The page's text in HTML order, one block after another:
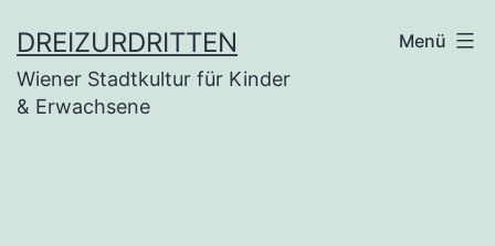
Inhalt
springen
DREIZURDRITTEN
Wiener Stadtkultur für Kinder
& Erwachsene
Menü